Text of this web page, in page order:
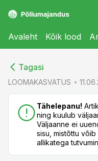
Avaleht Kõik lood
Tagasi
LOOMAKASVATUS
Tähelepanu!
ning kuulub
Väljaanne ei
sisu, mistõttu
allikatega